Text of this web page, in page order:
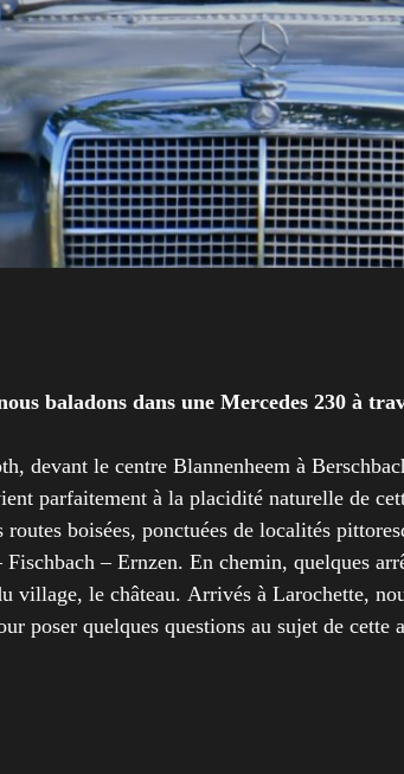
baladons dans une Mercedes 230 à
devant le centre Blannenheem à
parfaitement à la placidité naturelle de
routes boisées, ponctuées de localités
– Ernzen. En chemin, quelques
village, le château. Arrivés à Larochette,
poser quelques questions au sujet de